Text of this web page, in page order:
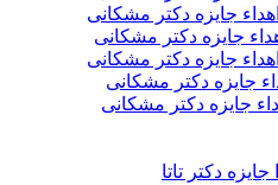
جایزه دکتر مشکانی
جایزه دکتر مشکانی
جایزه دکتر مشکانی
جایزه دکتر مشکانی
جایزه دکتر مشکانی
دکتر تاتا